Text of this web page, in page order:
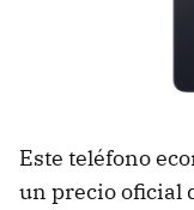
Este teléfono
un precio oficial